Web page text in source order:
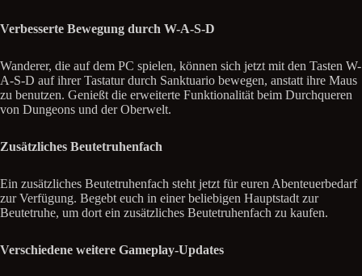
Verbesserte Bewegung durch W-A-S-D
Wanderer, die auf dem PC spielen, können sich jetzt mit den Tasten W-
A-S-D auf ihrer Tastatur durch Sanktuario bewegen, anstatt ihre Maus
zu benutzen. Genießt die erweiterte Funktionalität beim Durchqueren
von Dungeons und der Oberwelt.
Zusätzliches Beutetruhenfach
Ein zusätzliches Beutetruhenfach steht jetzt für euren Abenteuerbedarf
zur Verfügung. Begebt euch in einer beliebigen Hauptstadt zur
Beutetruhe, um dort ein zusätzliches Beutetruhenfach zu kaufen.
Verschiedene weitere Gameplay-Updates